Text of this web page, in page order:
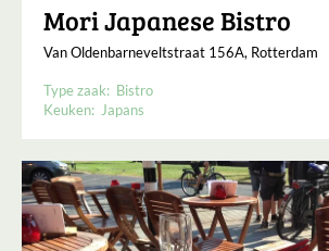
Mori Japanese Bistro
Van Oldenbarneveltstraat 156A, Rotterdam
Type zaak: Bistro
Keuken: Japans